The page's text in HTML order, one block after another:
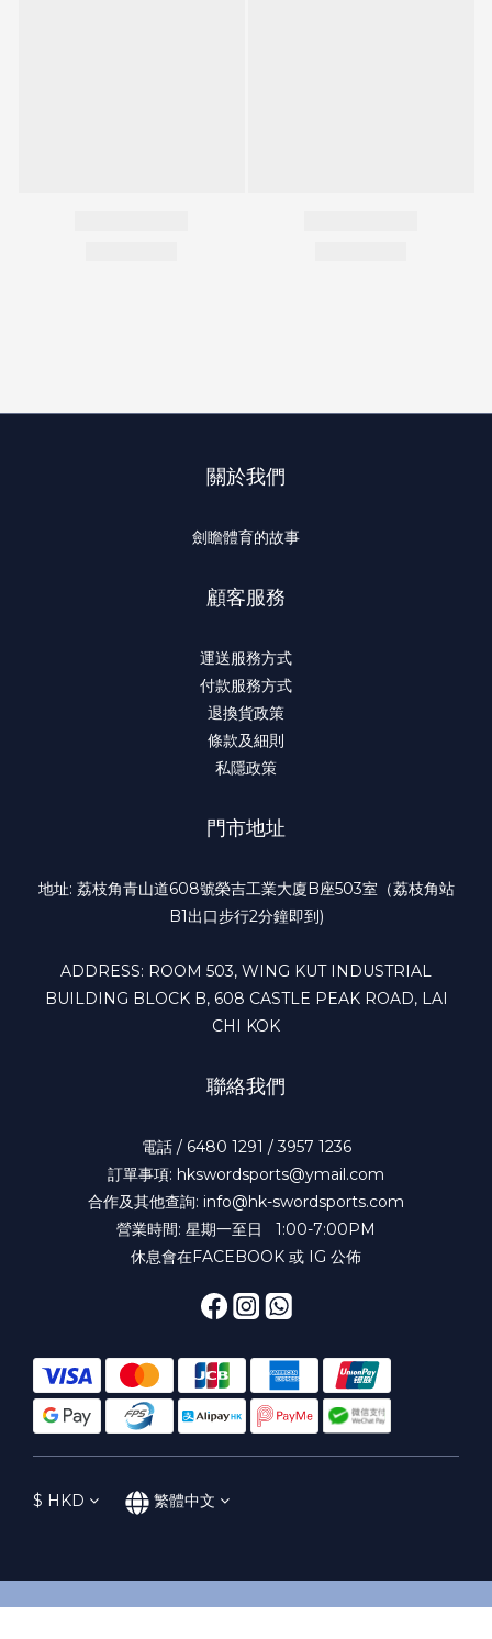
關於我們
劍瞻體育的故事
顧客服務
運送服務方式
付款服務方式
退換貨政策
條款及細則
私隱政策
門市地址
地址: 荔枝角青山道608號榮吉工業大廈B座503室（荔枝角站
B1出口步行2分鐘即到)
ADDRESS: ROOM 503, WING KUT INDUSTRIAL
BUILDING BLOCK B, 608 CASTLE PEAK ROAD, LAI
CHI KOK
聯絡我們
電話 / 6480 1291 / 3957 1236
訂單事項: hkswordsports@ymail.com
合作及其他查詢: info@hk-swordsports.com
營業時間: 星期一至日 1:00-7:00PM
休息會在FACEBOOK 或 IG 公佈
$ HKD 繁體中文